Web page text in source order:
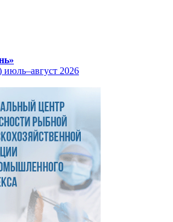
июль–август 2026